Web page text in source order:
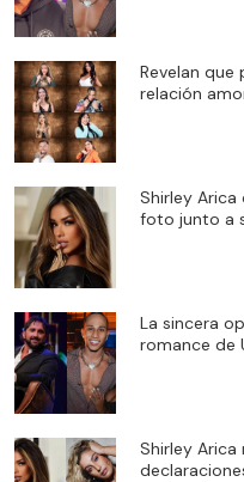
Revelan que
relación
Shirley
foto junto a
La sincera
romance de
Shirley Arica